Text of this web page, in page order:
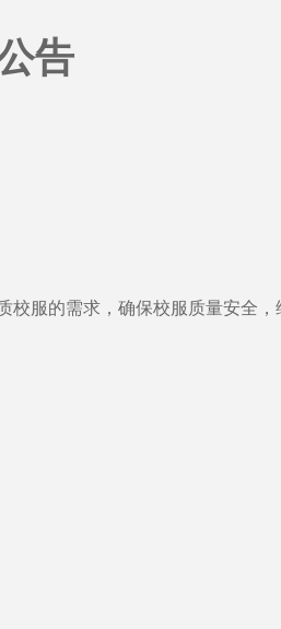
告
服的需求，确保校服质量安全，